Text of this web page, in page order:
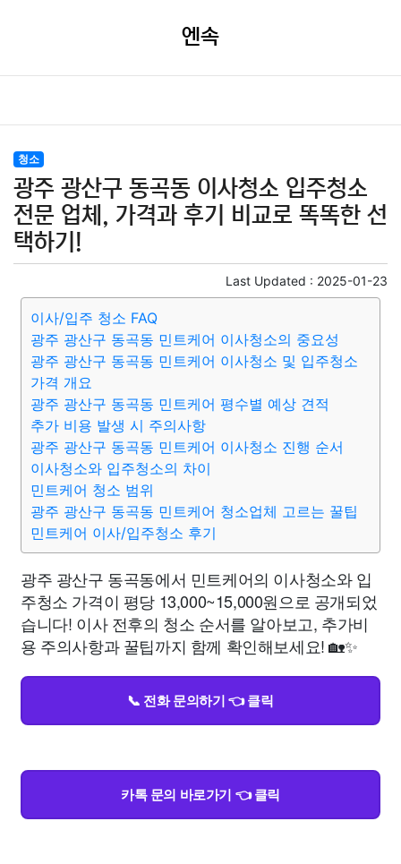
엔속
청소
광주 광산구 동곡동 이사청소 입주청소
전문 업체, 가격과 후기 비교로 똑똑한 선
택하기!
Last Updated : 2025-01-23
이사/입주 청소 FAQ
광주 광산구 동곡동 민트케어 이사청소의 중요성
광주 광산구 동곡동 민트케어 이사청소 및 입주청소
가격 개요
광주 광산구 동곡동 민트케어 평수별 예상 견적
추가 비용 발생 시 주의사항
광주 광산구 동곡동 민트케어 이사청소 진행 순서
이사청소와 입주청소의 차이
민트케어 청소 범위
광주 광산구 동곡동 민트케어 청소업체 고르는 꿀팁
민트케어 이사/입주청소 후기
광주 광산구 동곡동에서 민트케어의 이사청소와 입
주청소 가격이 평당 13,000~15,000원으로 공개되었
습니다! 이사 전후의 청소 순서를 알아보고, 추가비
용 주의사항과 꿀팁까지 함께 확인해보세요! 🏡✨
📞 전화 문의하기 👈 클릭
카톡 문의 바로가기 👈 클릭